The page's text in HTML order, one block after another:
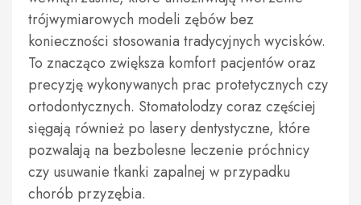
trójwymiarowych modeli zębów bez
konieczności stosowania tradycyjnych wycisków.
To znacząco zwiększa komfort pacjentów oraz
precyzję wykonywanych prac protetycznych czy
ortodontycznych. Stomatolodzy coraz częściej
sięgają również po lasery dentystyczne, które
pozwalają na bezbolesne leczenie próchnicy
czy usuwanie tkanki zapalnej w przypadku
chorób przyzębia.